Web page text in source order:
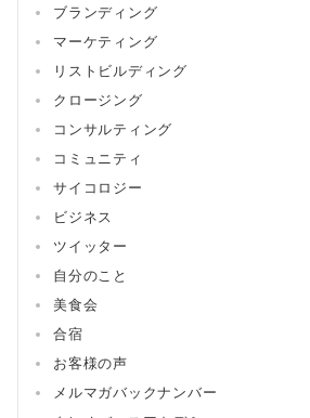
ブランディング
マーケティング
リストビルディング
クロージング
コンサルティング
コミュニティ
サイコロジー
ビジネス
ツイッター
自分のこと
美食会
合宿
お客様の声
メルマガバックナンバー